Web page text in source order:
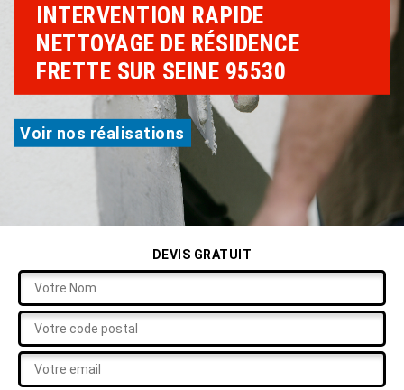
INTERVENTION RAPIDE
NETTOYAGE DE RÉSIDENCE
FRETTE SUR SEINE 95530
Voir nos réalisations
DEVIS GRATUIT